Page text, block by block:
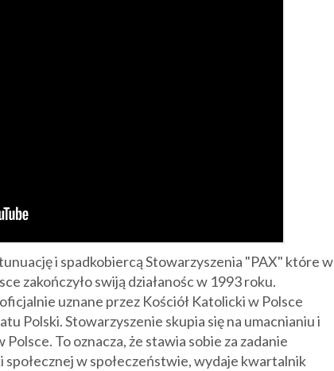
i spadkobiercą Stowarzyszenia "PAX" które w
zakończyło swiją działanośc w 1993 roku.
uznane przez Kościół Katolicki w Polsce
Polski. Stowarzyszenie skupia się na umacnianiu i
To oznacza, że stawia sobie za zadanie
w społeczeństwie, wydaje kwartalnik